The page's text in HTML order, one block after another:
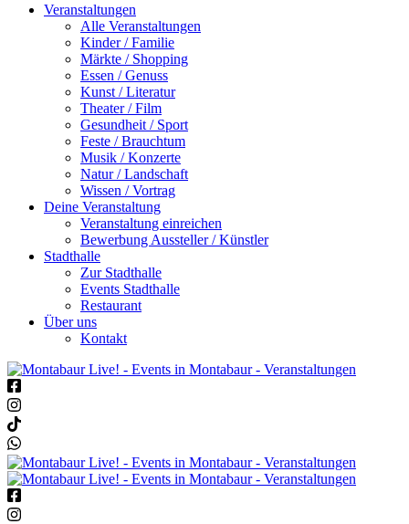
Veranstaltungen
Alle Veranstaltungen
Kinder / Familie
Märkte / Shopping
Essen / Genuss
Kunst / Literatur
Theater / Film
Gesundheit / Sport
Feste / Brauchtum
Musik / Konzerte
Natur / Landschaft
Wissen / Vortrag
Deine Veranstaltung
Veranstaltung einreichen
Bewerbung Aussteller / Künstler
Stadthalle
Zur Stadthalle
Events Stadthalle
Restaurant
Über uns
Kontakt